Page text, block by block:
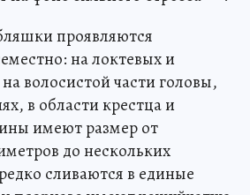
проявляются
на локтевых и
волосистой части головы,
в области крестца и
имеют размер от
до нескольких
сливаются в единые